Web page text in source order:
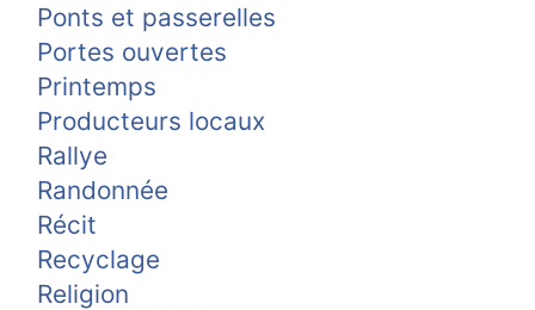
Ponts et passerelles
Portes ouvertes
Printemps
Producteurs locaux
Rallye
Randonnée
Récit
Recyclage
Religion